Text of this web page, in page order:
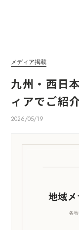
メディア掲載
九州・西日
ィアでご紹
2026/05/19